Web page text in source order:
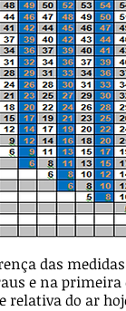
das
e na
do ar